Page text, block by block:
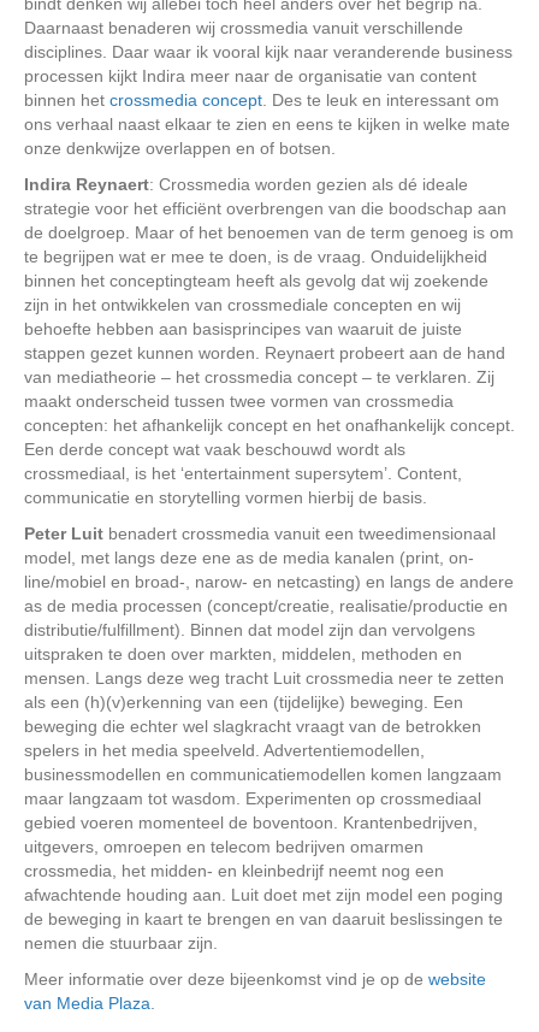
Daarnaast benaderen wij crossmedia vanuit verschillende
disciplines. Daar waar ik vooral kijk naar veranderende business
processen kijkt Indira meer naar de organisatie van content
binnen het crossmedia concept . Des te leuk en interessant om
ons verhaal naast elkaar te zien en eens te kijken in welke mate
onze denkwijze overlappen en of botsen.
Indira Reynaert: Crossmedia worden gezien als dé ideale
strategie voor het efficiënt overbrengen van die boodschap aan
de doelgroep. Maar of het benoemen van de term genoeg is om
te begrijpen wat er mee te doen, is de vraag. Onduidelijkheid
binnen het conceptingteam heeft als gevolg dat wij zoekende
zijn in het ontwikkelen van crossmediale concepten en wij
behoefte hebben aan basisprincipes van waaruit de juiste
stappen gezet kunnen worden. Reynaert probeert aan de hand
van mediatheorie – het crossmedia concept – te verklaren. Zij
maakt onderscheid tussen twee vormen van crossmedia
concepten: het afhankelijk concept en het onafhankelijk concept.
Een derde concept wat vaak beschouwd wordt als
crossmediaal, is het ‘entertainment supersytem’. Content,
communicatie en storytelling vormen hierbij de basis.
Peter Luit benadert crossmedia vanuit een tweedimensionaal
model, met langs deze ene as de media kanalen (print, on-
line/mobiel en broad-, narow- en netcasting) en langs de andere
as de media processen (concept/creatie, realisatie/productie en
distributie/fulfillment). Binnen dat model zijn dan vervolgens
uitspraken te doen over markten, middelen, methoden en
mensen. Langs deze weg tracht Luit crossmedia neer te zetten
als een (h)(v)erkenning van een (tijdelijke) beweging. Een
beweging die echter wel slagkracht vraagt van de betrokken
spelers in het media speelveld. Advertentiemodellen,
businessmodellen en communicatiemodellen komen langzaam
maar langzaam tot wasdom. Experimenten op crossmediaal
gebied voeren momenteel de boventoon. Krantenbedrijven,
uitgevers, omroepen en telecom bedrijven omarmen
crossmedia, het midden- en kleinbedrijf neemt nog een
afwachtende houding aan. Luit doet met zijn model een poging
de beweging in kaart te brengen en van daaruit beslissingen te
nemen die stuurbaar zijn.
Meer informatie over deze bijeenkomst vind je op de website
van Media Plaza